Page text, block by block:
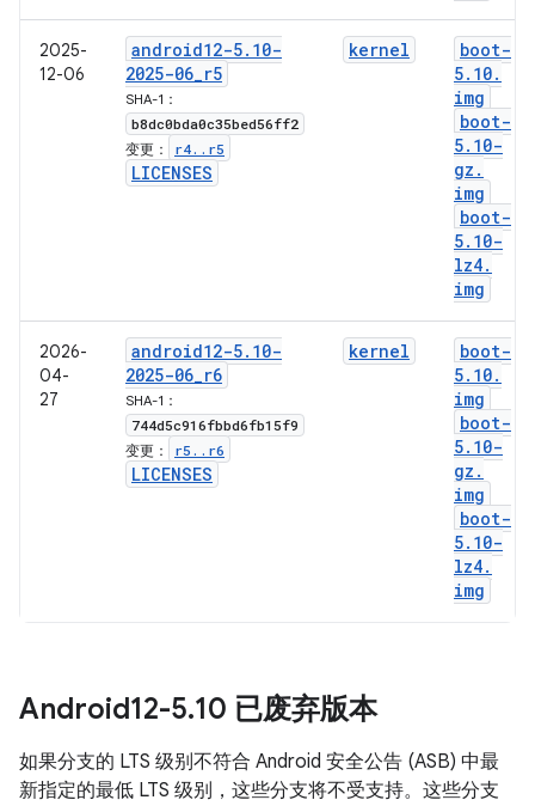
2025-
12-06
android12-5. 10-
2025-06_r5
SHA-1：
b8dc0bda0c35bed56ff2
变更： r4. . r5
LICENSES
kernel
boot-
5. 10.
img
boot-
5. 10-
gz .
img
boot-
5. 10-
lz4.
img
2026-
04-
27
android12-5. 10-
2025-06_r6
SHA-1：
744d5c916fbbd6fb15f9
变更： r5 . . r6
LICENSES
kernel
boot-
5. 10.
img
boot-
5. 10-
gz .
img
boot-
5. 10-
lz4.
img
Android12-5.10 已废弃版本
如果分支的 LTS 级别不符合 Android 安全公告 (ASB) 中最
新指定的最低 LTS 级别，这些分支将不受支持。这些分支